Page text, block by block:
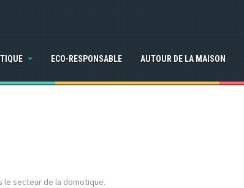
ECO-RESPONSABLE AUTOUR DE LA MAISON
secteur de la domotique.